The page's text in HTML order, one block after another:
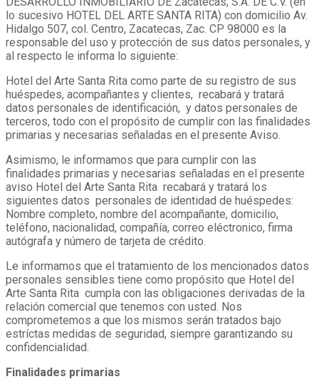
lo sucesivo HOTEL DEL ARTE SANTA RITA) con domicilio Av.
Hidalgo 507, col. Centro, Zacatecas, Zac. CP 98000 es la
responsable del uso y protección de sus datos personales, y
al respecto le informa lo siguiente:
Hotel del Arte Santa Rita como parte de su registro de sus
huéspedes, acompañantes y clientes, recabará y tratará
datos personales de identificación, y datos personales de
terceros, todo con el propósito de cumplir con las finalidades
primarias y necesarias señaladas en el presente Aviso.
Asimismo, le informamos que para cumplir con las
finalidades primarias y necesarias señaladas en el presente
aviso Hotel del Arte Santa Rita recabará y tratará los
siguientes datos personales de identidad de huéspedes:
Nombre completo, nombre del acompañante, domicilio,
teléfono, nacionalidad, compañía, correo eléctronico, firma
autógrafa y número de tarjeta de crédito.
Le informamos que el tratamiento de los mencionados datos
personales sensibles tiene como propósito que Hotel del
Arte Santa Rita cumpla con las obligaciones derivadas de la
relación comercial que tenemos con usted. Nos
comprometemos a que los mismos serán tratados bajo
estríctas medidas de seguridad, siempre garantizando su
confidencialidad.
Finalidades primarias